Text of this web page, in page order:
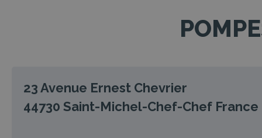
23 Avenue Ernest Chevrier
44730 Saint-Michel-Chef-Chef France